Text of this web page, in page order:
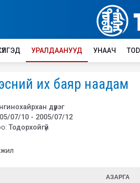
УРАЛДААНУУД УНААЧ
их баяр наадам
дүүрэг
07/10 - 2005/07/12
Тодорхойгүй
АЗАРГА